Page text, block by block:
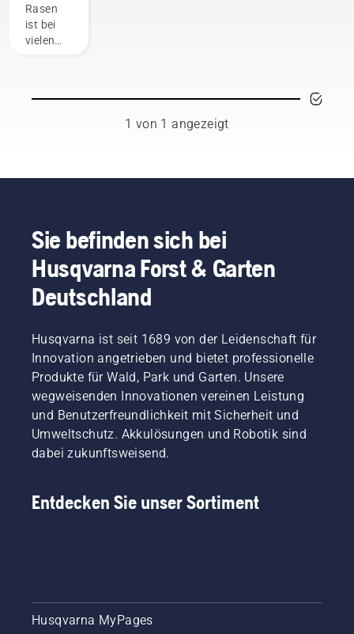
Rasen
ist bei
vielen
und
how
nicht
rausrückt,
weiß der
andere
rund
Grün
alles
umso
Und
oftmals
entstehen
„Geschichten“
„Wahrheiten“,
um die
1 von 1 angezeigt
Sie befinden sich bei
Husqvarna Forst & Garten
Deutschland
Husqvarna ist seit 1689 von der Leidenschaft für
Innovation angetrieben und bietet professionelle
Produkte für Wald, Park und Garten. Unsere
wegweisenden Innovationen vereinen Leistung
und Benutzerfreundlichkeit mit Sicherheit und
Umweltschutz. Akkulösungen und Robotik sind
dabei zukunftsweisend.
Entdecken Sie unser Sortiment
Husqvarna MyPages